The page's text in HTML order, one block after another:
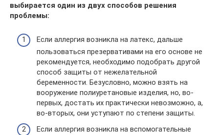
выбирается один из двух способов решения
проблемы:
Если аллергия возникла на латекс, дальше
пользоваться презервативами на его основе не
рекомендуется, необходимо подобрать другой
способ защиты от нежелательной
беременности. Безусловно, можно взять на
вооружение полиуретановые изделия, но, во-
первых, достать их практически невозможно, а,
во-вторых, они уступают по степени защиты.
Если аллергия возникла на вспомогательные